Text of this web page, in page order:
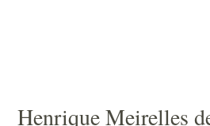
Henrique Meirelles